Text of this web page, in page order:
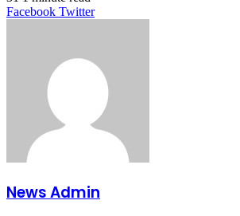
Facebook TwitterLinkedIn
Tumblr
Pinterest
Reddit
VKontakte
Share
Print
News Admin